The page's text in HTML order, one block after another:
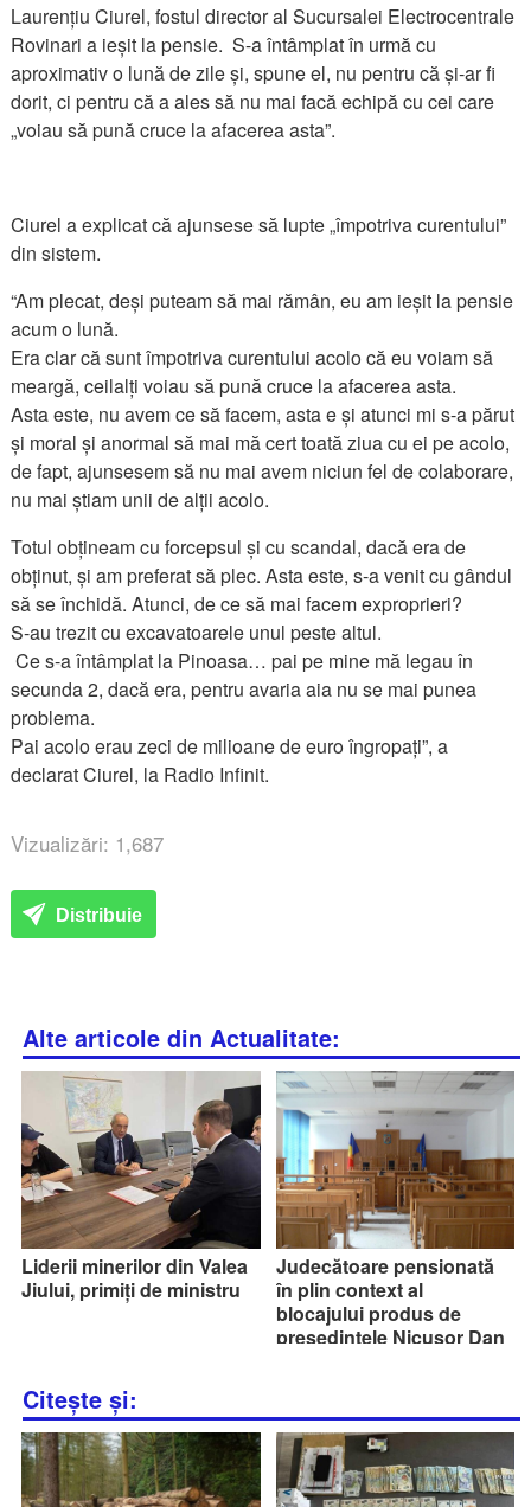
Laurențiu Ciurel, fostul director al Sucursalei Electrocentrale
Rovinari a ieșit la pensie. S-a întâmplat în urmă cu
aproximativ o lună de zile și, spune el, nu pentru că și-ar fi
dorit, ci pentru că a ales să nu mai facă echipă cu cei care
„voiau să pună cruce la afacerea asta”.
Ciurel a explicat că ajunsese să lupte „împotriva curentului”
din sistem.
“Am plecat, deși puteam să mai rămân, eu am ieșit la pensie
acum o lună.
Era clar că sunt împotriva curentului acolo că eu voiam să
meargă, ceilalți voiau să pună cruce la afacerea asta.
Asta este, nu avem ce să facem, asta e și atunci mi s-a părut
și moral și anormal să mai mă cert toată ziua cu ei pe acolo,
de fapt, ajunsesem să nu mai avem niciun fel de colaborare,
nu mai știam unii de alții acolo.
Totul obțineam cu forcepsul și cu scandal, dacă era de
obținut, și am preferat să plec. Asta este, s-a venit cu gândul
să se închidă. Atunci, de ce să mai facem exproprieri?
S-au trezit cu excavatoarele unul peste altul.
Ce s-a întâmplat la Pinoasa… pai pe mine mă legau în
secunda 2, dacă era, pentru avaria aia nu se mai punea
problema.
Pai acolo erau zeci de milioane de euro îngropați”, a
declarat Ciurel, la Radio Infinit.
Vizualizări: 1,687
Distribuie
Alte articole din Actualitate:
Liderii minerilor din Valea
Jiului, primiți de ministru
Judecătoare pensionată
în plin context al
blocajului produs de
președintele Nicușor Dan
Citește și: